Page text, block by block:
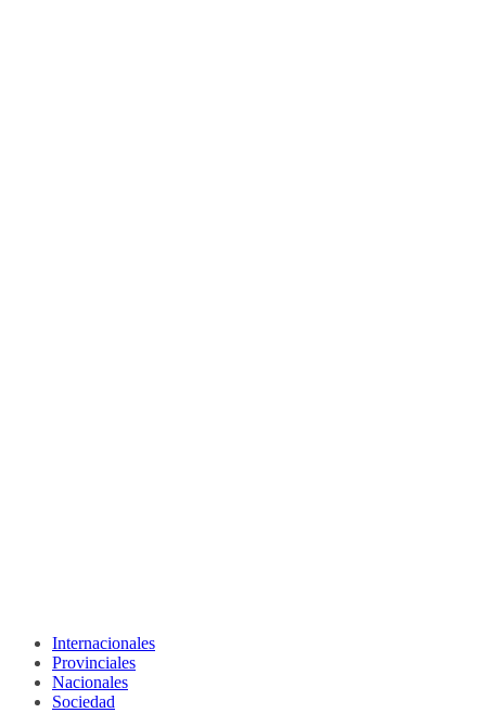
Internacionales
Provinciales
Nacionales
Sociedad